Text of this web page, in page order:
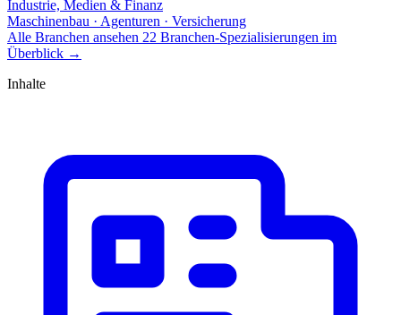
Industrie, Medien & Finanz
Maschinenbau · Agenturen · Versicherung
Alle Branchen ansehen 22 Branchen-Spezialisierungen im
Überblick →
Inhalte